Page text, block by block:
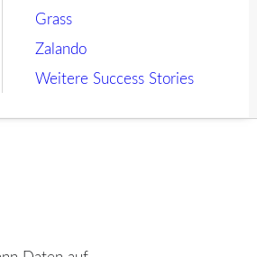
Grass
Zalando
Weitere Success Stories